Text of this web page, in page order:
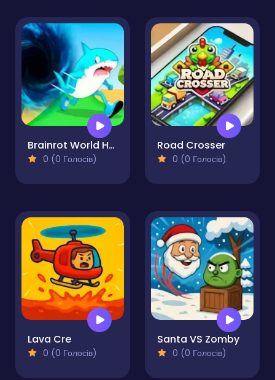
Brainrot World Hole.io
0 (0 Голосів)
Road Crosser
0 (0 Голосів)
Lava Cre
0 (0 Голосів)
Santa VS Zomby
0 (0 Голосів)